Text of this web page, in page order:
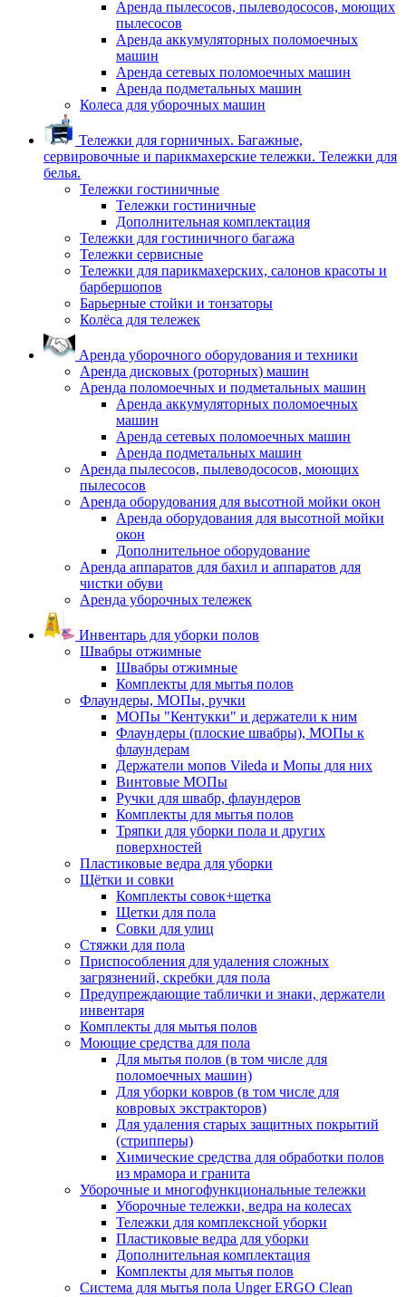
Аренда пылесосов, пылеводососов, моющих
пылесосов
Аренда аккумуляторных поломоечных
машин
Аренда сетевых поломоечных машин
Аренда подметальных машин
Колеса для уборочных машин
Тележки для горничных. Багажные,
сервировочные и парикмахерские тележки. Тележки для
белья.
Тележки гостиничные
Тележки гостиничные
Дополнительная комплектация
Тележки для гостиничного багажа
Тележки сервисные
Тележки для парикмахерских, салонов красоты и
барбершопов
Барьерные стойки и тонзаторы
Колёса для тележек
Аренда уборочного оборудования и техники
Аренда дисковых (роторных) машин
Аренда поломоечных и подметальных машин
Аренда аккумуляторных поломоечных
машин
Аренда сетевых поломоечных машин
Аренда подметальных машин
Аренда пылесосов, пылеводососов, моющих
пылесосов
Аренда оборудования для высотной мойки окон
Аренда оборудования для высотной мойки
окон
Дополнительное оборудование
Аренда аппаратов для бахил и аппаратов для
чистки обуви
Аренда уборочных тележек
Инвентарь для уборки полов
Швабры отжимные
Швабры отжимные
Комплекты для мытья полов
Флаундеры, МОПы, ручки
МОПы "Кентукки" и держатели к ним
Флаундеры (плоские швабры), МОПы к
флаундерам
Держатели мопов Vileda и Мопы для них
Винтовые МОПы
Ручки для швабр, флаундеров
Комплекты для мытья полов
Тряпки для уборки пола и других
поверхностей
Пластиковые ведра для уборки
Щётки и совки
Комплекты совок+щетка
Щетки для пола
Совки для улиц
Стяжки для пола
Приспособления для удаления сложных
загрязнений, скребки для пола
Предупреждающие таблички и знаки, держатели
инвентаря
Комплекты для мытья полов
Моющие средства для пола
Для мытья полов (в том числе для
поломоечных машин)
Для уборки ковров (в том числе для
ковровых экстракторов)
Для удаления старых защитных покрытий
(стрипперы)
Химические средства для обработки полов
из мрамора и гранита
Уборочные и многофункциональные тележки
Уборочные тележки, ведра на колесах
Тележки для комплексной уборки
Пластиковые ведра для уборки
Дополнительная комплектация
Комплекты для мытья полов
Система для мытья пола Unger ERGO Clean